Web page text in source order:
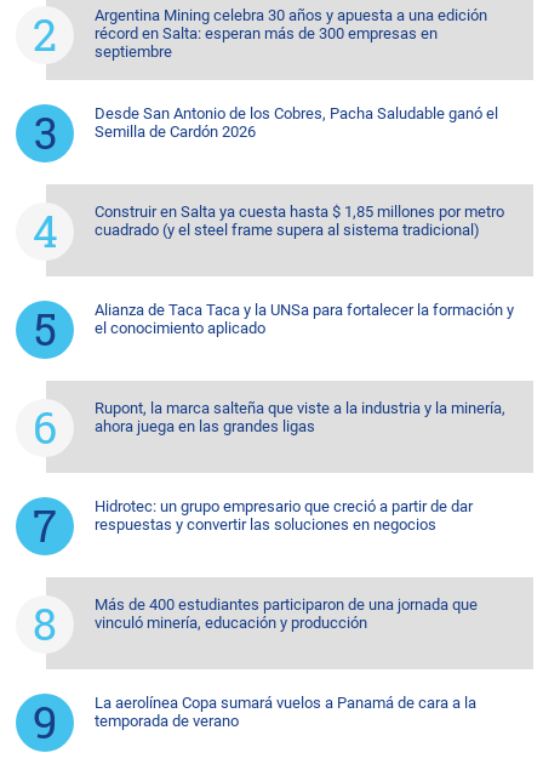
Argentina Mining celebra 30 años y apuesta a una edición
récord en Salta: esperan más de 300 empresas en
septiembre
Desde San Antonio de los Cobres, Pacha Saludable ganó el
Semilla de Cardón 2026
Construir en Salta ya cuesta hasta $ 1,85 millones por metro
cuadrado (y el steel frame supera al sistema tradicional)
Alianza de Taca Taca y la UNSa para fortalecer la formación y
el conocimiento aplicado
Rupont, la marca salteña que viste a la industria y la minería,
ahora juega en las grandes ligas
Hidrotec: un grupo empresario que creció a partir de dar
respuestas y convertir las soluciones en negocios
Más de 400 estudiantes participaron de una jornada que
vinculó minería, educación y producción
La aerolínea Copa sumará vuelos a Panamá de cara a la
temporada de verano